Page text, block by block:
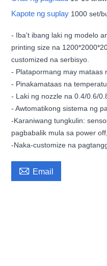
Kapote ng suplay 1000 set/
- Iba't ibang laki ng modelo
printing size na
customized na serbisyo.
- Platapormang may
- Pinakamataas na
- Laki ng nozzle na 0.4/0.6/
- Awtomatikong sistema ng
-Karaniwang tungkulin:
pagbabalik mula sa power
-Naka-customize na
 Email